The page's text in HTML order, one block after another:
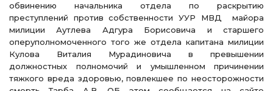
обвинению начальника отдела по раскрытию
преступлений против собственности УУР МВД майора
милиции Аутлева Адгура Борисовича и старшего
оперуполномоченного того же отдела капитана милиции
Кулова Виталия Мурадиновича в превышении
должностных полномочий и умышленном причинении
тяжкого вреда здоровью, повлекшее по неосторожности